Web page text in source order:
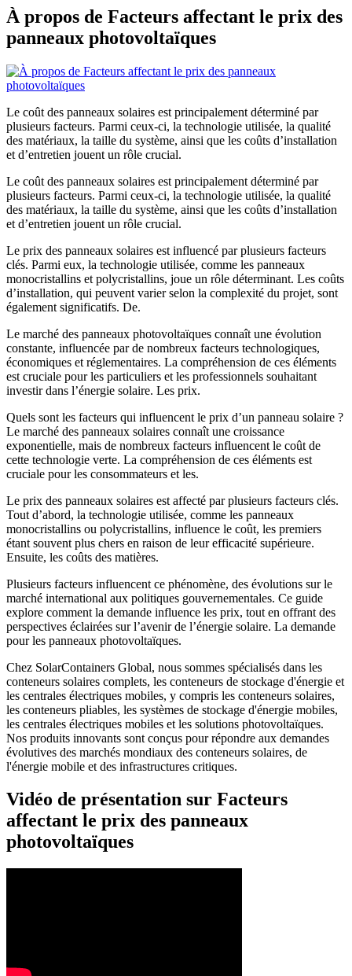
À propos de Facteurs affectant le prix des
panneaux photovoltaïques
Le coût des panneaux solaires est principalement déterminé par
plusieurs facteurs. Parmi ceux-ci, la technologie utilisée, la qualité
des matériaux, la taille du système, ainsi que les coûts d’installation
et d’entretien jouent un rôle crucial.
Le coût des panneaux solaires est principalement déterminé par
plusieurs facteurs. Parmi ceux-ci, la technologie utilisée, la qualité
des matériaux, la taille du système, ainsi que les coûts d’installation
et d’entretien jouent un rôle crucial.
Le prix des panneaux solaires est influencé par plusieurs facteurs
clés. Parmi eux, la technologie utilisée, comme les panneaux
monocristallins et polycristallins, joue un rôle déterminant. Les coûts
d’installation, qui peuvent varier selon la complexité du projet, sont
également significatifs. De.
Le marché des panneaux photovoltaïques connaît une évolution
constante, influencée par de nombreux facteurs technologiques,
économiques et réglementaires. La compréhension de ces éléments
est cruciale pour les particuliers et les professionnels souhaitant
investir dans l’énergie solaire. Les prix.
Quels sont les facteurs qui influencent le prix d’un panneau solaire ?
Le marché des panneaux solaires connaît une croissance
exponentielle, mais de nombreux facteurs influencent le coût de
cette technologie verte. La compréhension de ces éléments est
cruciale pour les consommateurs et les.
Le prix des panneaux solaires est affecté par plusieurs facteurs clés.
Tout d’abord, la technologie utilisée, comme les panneaux
monocristallins ou polycristallins, influence le coût, les premiers
étant souvent plus chers en raison de leur efficacité supérieure.
Ensuite, les coûts des matières.
Plusieurs facteurs influencent ce phénomène, des évolutions sur le
marché international aux politiques gouvernementales. Ce guide
explore comment la demande influence les prix, tout en offrant des
perspectives éclairées sur l’avenir de l’énergie solaire. La demande
pour les panneaux photovoltaïques.
Chez SolarContainers Global, nous sommes spécialisés dans les
conteneurs solaires complets, les conteneurs de stockage d'énergie et
les centrales électriques mobiles, y compris les conteneurs solaires,
les conteneurs pliables, les systèmes de stockage d'énergie mobiles,
les centrales électriques mobiles et les solutions photovoltaïques.
Nos produits innovants sont conçus pour répondre aux demandes
évolutives des marchés mondiaux des conteneurs solaires, de
l'énergie mobile et des infrastructures critiques.
Vidéo de présentation sur Facteurs
affectant le prix des panneaux
photovoltaïques